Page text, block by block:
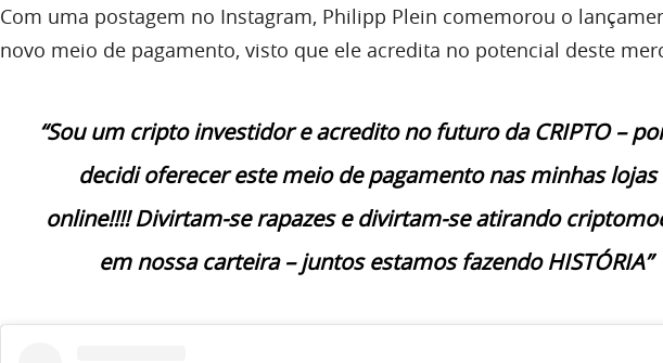
Com uma postagem no Instagram, Philipp Plein comemorou o
novo meio de pagamento, visto que ele acredita no potencial deste
“Sou um cripto investidor e acredito no futuro da CRIPTO –
decidi oferecer este meio de pagamento nas minhas lojas
online!!!! Divirtam-se rapazes e divirtam-se atirando
em nossa carteira – juntos estamos fazendo HISTÓRIA”